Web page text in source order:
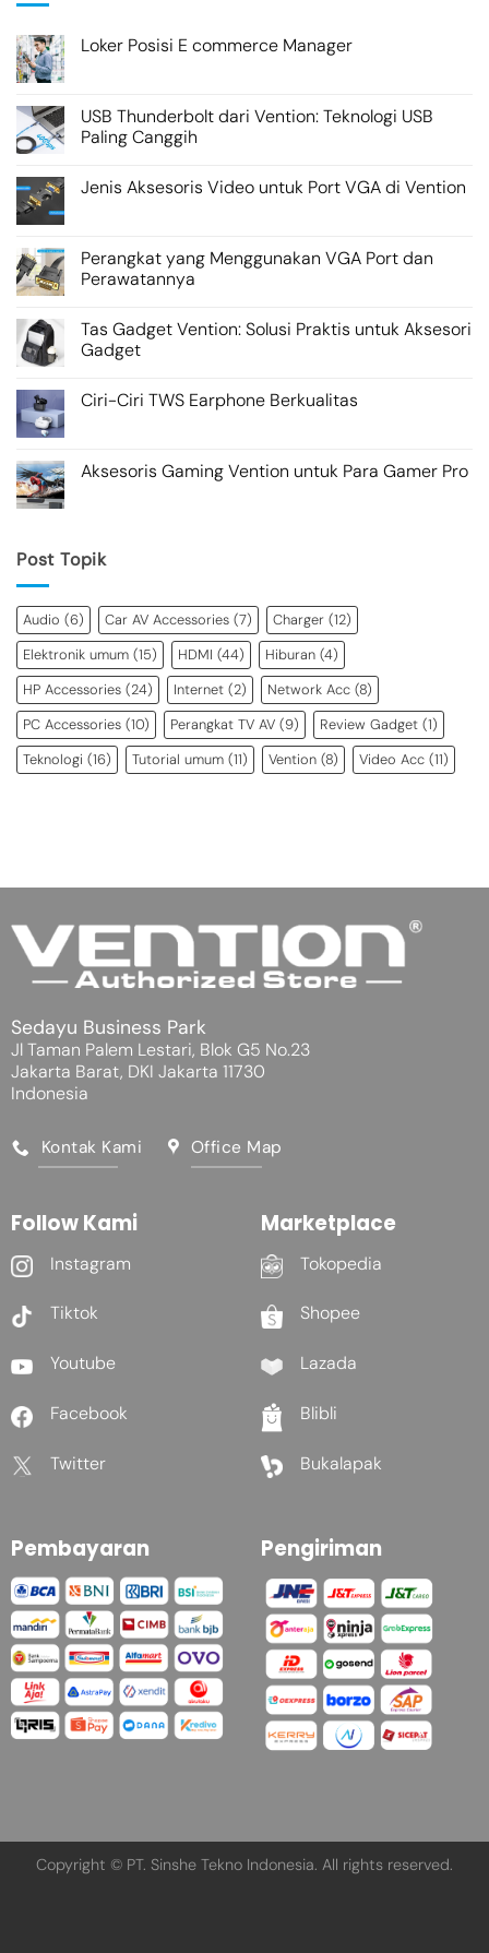
Loker Posisi E commerce Manager
USB Thunderbolt dari Vention: Teknologi USB
Paling Canggih
Jenis Aksesoris Video untuk Port VGA di Vention
Perangkat yang Menggunakan VGA Port dan
Perawatannya
Tas Gadget Vention: Solusi Praktis untuk Aksesori
Gadget
Ciri-Ciri TWS Earphone Berkualitas
Aksesoris Gaming Vention untuk Para Gamer Pro
Post Topik
Audio (6) Car AV Accessories (7) Charger (12)
Elektronik umum (15) HDMI (44) Hiburan (4)
HP Accessories (24) Internet (2) Network Acc (8)
PC Accessories (10) Perangkat TV AV (9) Review Gadget (1)
Teknologi (16) Tutorial umum (11) Vention (8) Video Acc (11)
Sedayu Business Park
Jl Taman Palem Lestari, Blok G5 No.23
Jakarta Barat, DKI Jakarta 11730
Indonesia
Kontak Kami Office Map
Follow Kami
Instagram
Tiktok
Youtube
Facebook
Twitter
Marketplace
Tokopedia
Shopee
Lazada
Blibli
Bukalapak
Pembayaran Pengiriman
Copyright © PT. Sinshe Tekno Indonesia. All rights reserved.